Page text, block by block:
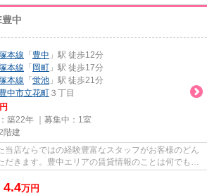
中
本線 「 豊中 」駅 徒歩12分
本線 「 岡町 」駅 徒歩17分
本線 「 蛍池 」駅 徒歩21分
豊中市立花町 ３丁目
築22年 ｜募集中： 1室
階建
当店ならではの経験豊富なスタッフがお客様のどん
だきます。豊中エリアの賃貸情報のことは何でもお
4.4万円